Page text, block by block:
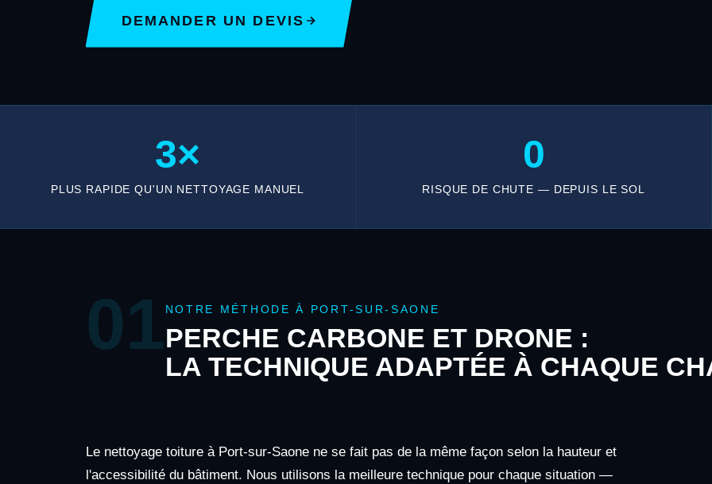
DEMANDER UN DEVIS
3×
PLUS RAPIDE QU'UN NETTOYAGE MANUEL
0
RISQUE DE CHUTE — DEPUIS LE SOL
01 NOTRE MÉTHODE À PORT-SUR-SAONE
PERCHE CARBONE ET DRONE :
LA TECHNIQUE ADAPTÉE À CHAQUE
Le nettoyage toiture à Port-sur-Saone ne se fait pas de la même façon selon la hauteur et
l'accessibilité du bâtiment. Nous utilisons la meilleure technique pour chaque situation —